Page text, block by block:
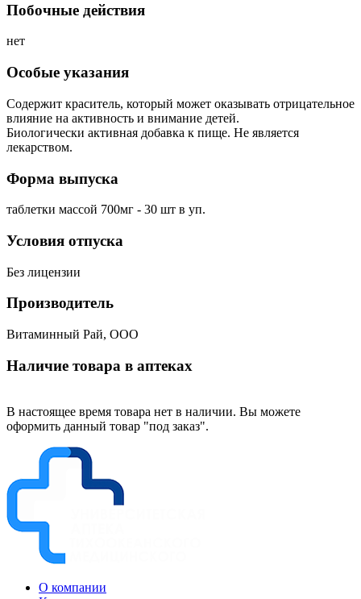
Побочные действия
нет
Особые указания
Содержит краситель, который может оказывать отрицательное
влияние на активность и внимание детей.
Биологически активная добавка к пище. Не является
лекарством.
Форма выпуска
таблетки массой 700мг - 30 шт в уп.
Условия отпуска
Без лицензии
Производитель
Витаминный Рай, ООО
Наличие товара в аптеках
В настоящее время товара нет в наличии. Вы можете
оформить данный товар "под заказ".
О компании